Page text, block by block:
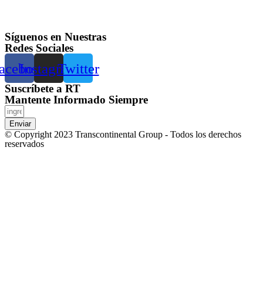
Síguenos en Nuestras
Redes Sociales
InstagramTwitter
Suscríbete a RT
Mantente Informado Siempre
Enviar
© Copyright 2023 Transcontinental Group - Todos los derechos
reservados